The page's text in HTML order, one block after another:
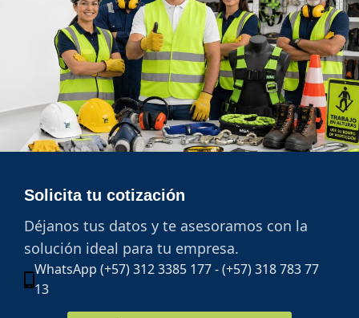
Solicita tu cotización
Déjanos tus datos y te asesoramos con la
solución ideal para tu empresa.
WhatsApp (+57) 312 3385 177 - (+57) 318 783 77
13